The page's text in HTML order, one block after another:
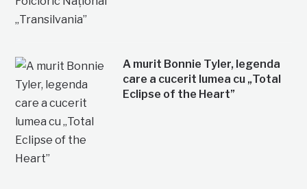
A murit Bonnie Tyler, legenda
care a cucerit lumea cu „Total
Eclipse of the Heart”